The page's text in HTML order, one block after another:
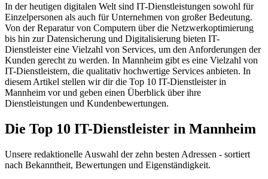
In der heutigen digitalen Welt sind IT-Dienstleistungen sowohl für
Einzelpersonen als auch für Unternehmen von großer Bedeutung.
Von der Reparatur von Computern über die Netzwerkoptimierung
bis hin zur Datensicherung und Digitalisierung bieten IT-
Dienstleister eine Vielzahl von Services, um den Anforderungen der
Kunden gerecht zu werden. In Mannheim gibt es eine Vielzahl von
IT-Dienstleistern, die qualitativ hochwertige Services anbieten. In
diesem Artikel stellen wir dir die Top 10 IT-Dienstleister in
Mannheim vor und geben einen Überblick über ihre
Dienstleistungen und Kundenbewertungen.
Die Top 10 IT-Dienstleister in Mannheim
Unsere redaktionelle Auswahl der zehn besten Adressen - sortiert
nach Bekanntheit, Bewertungen und Eigenständigkeit.